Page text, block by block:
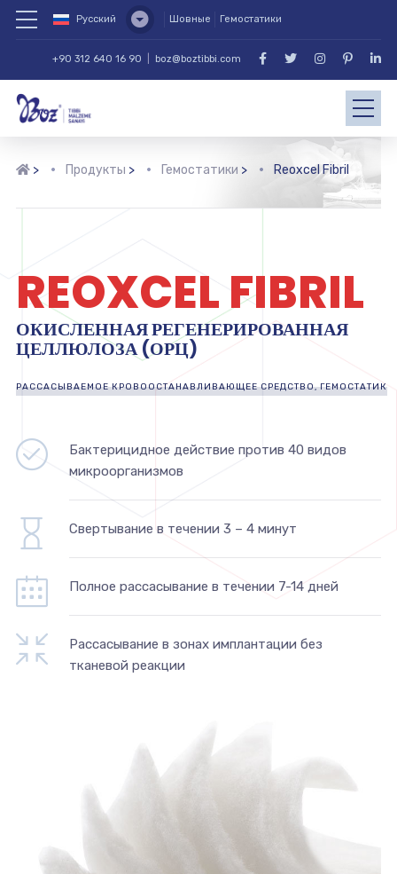
Русский Шовные Гемостатики
+90 312 640 16 90 boz@boztibbi.com
> Продукты > Гемостатики > Reoxcel Fibril
REOXCEL FIBRIL
ОКИСЛЕННАЯ РЕГЕНЕРИРОВАННАЯ
ЦЕЛЛЮЛОЗА (ОРЦ)
РАССАСЫВАЕМОЕ КРОВООСТАНАВЛИВАЮЩЕЕ СРЕДСТВО, ГЕМОСТАТИК
Бактерицидное действие против 40 видов
микроорганизмов
Свертывание в течении 3 – 4 минут
Полное рассасывание в течении 7-14 дней
Рассасывание в зонах имплантации без
тканевой реакции